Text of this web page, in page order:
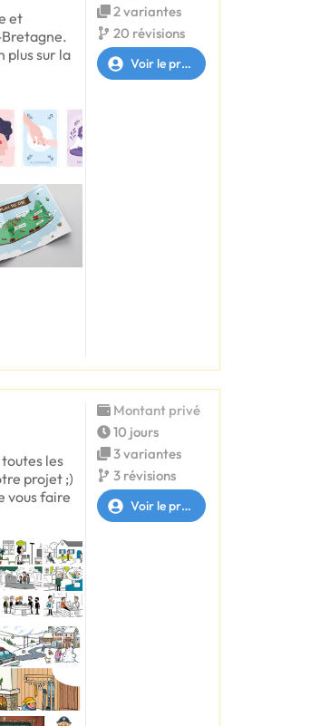
et
plus sur la
2 variantes
20 révisions
Voir le profil
les
projet ;)
vous faire
Montant privé
10 jours
3 variantes
3 révisions
Voir le profil